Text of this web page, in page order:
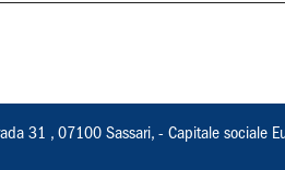
31 , 07100 Sassari, - Capitale sociale